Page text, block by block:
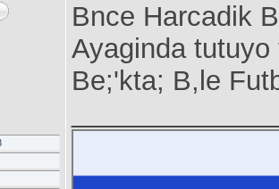
Bnce Harcadik
Ayaginda
Be;'kta; B,le